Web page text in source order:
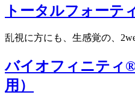
トータルフォーテ
乱視に方にも、生感覚の、
バイオフィニティ
用）